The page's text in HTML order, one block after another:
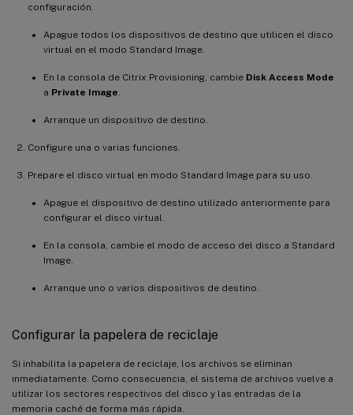
configuración.
Apague todos los dispositivos de destino que utilicen el disco
virtual en el modo Standard Image.
En la consola de Citrix Provisioning, cambie Disk Access Mode
a Private Image
Arranque un dispositivo de destino.
Configure una o varias funciones.
Prepare el disco virtual en modo Standard Image para su uso.
Apague el dispositivo de destino utilizado anteriormente para
configurar el disco virtual.
En la consola, cambie el modo de acceso del disco a Standard
Image.
Arranque uno o varios dispositivos de destino.
Configurar la papelera de reciclaje
Si inhabilita la papelera de reciclaje, los archivos se eliminan
inmediatamente. Como consecuencia, el sistema de archivos vuelve a
utilizar los sectores respectivos del disco y las entradas de la
memoria caché de forma más rápida.